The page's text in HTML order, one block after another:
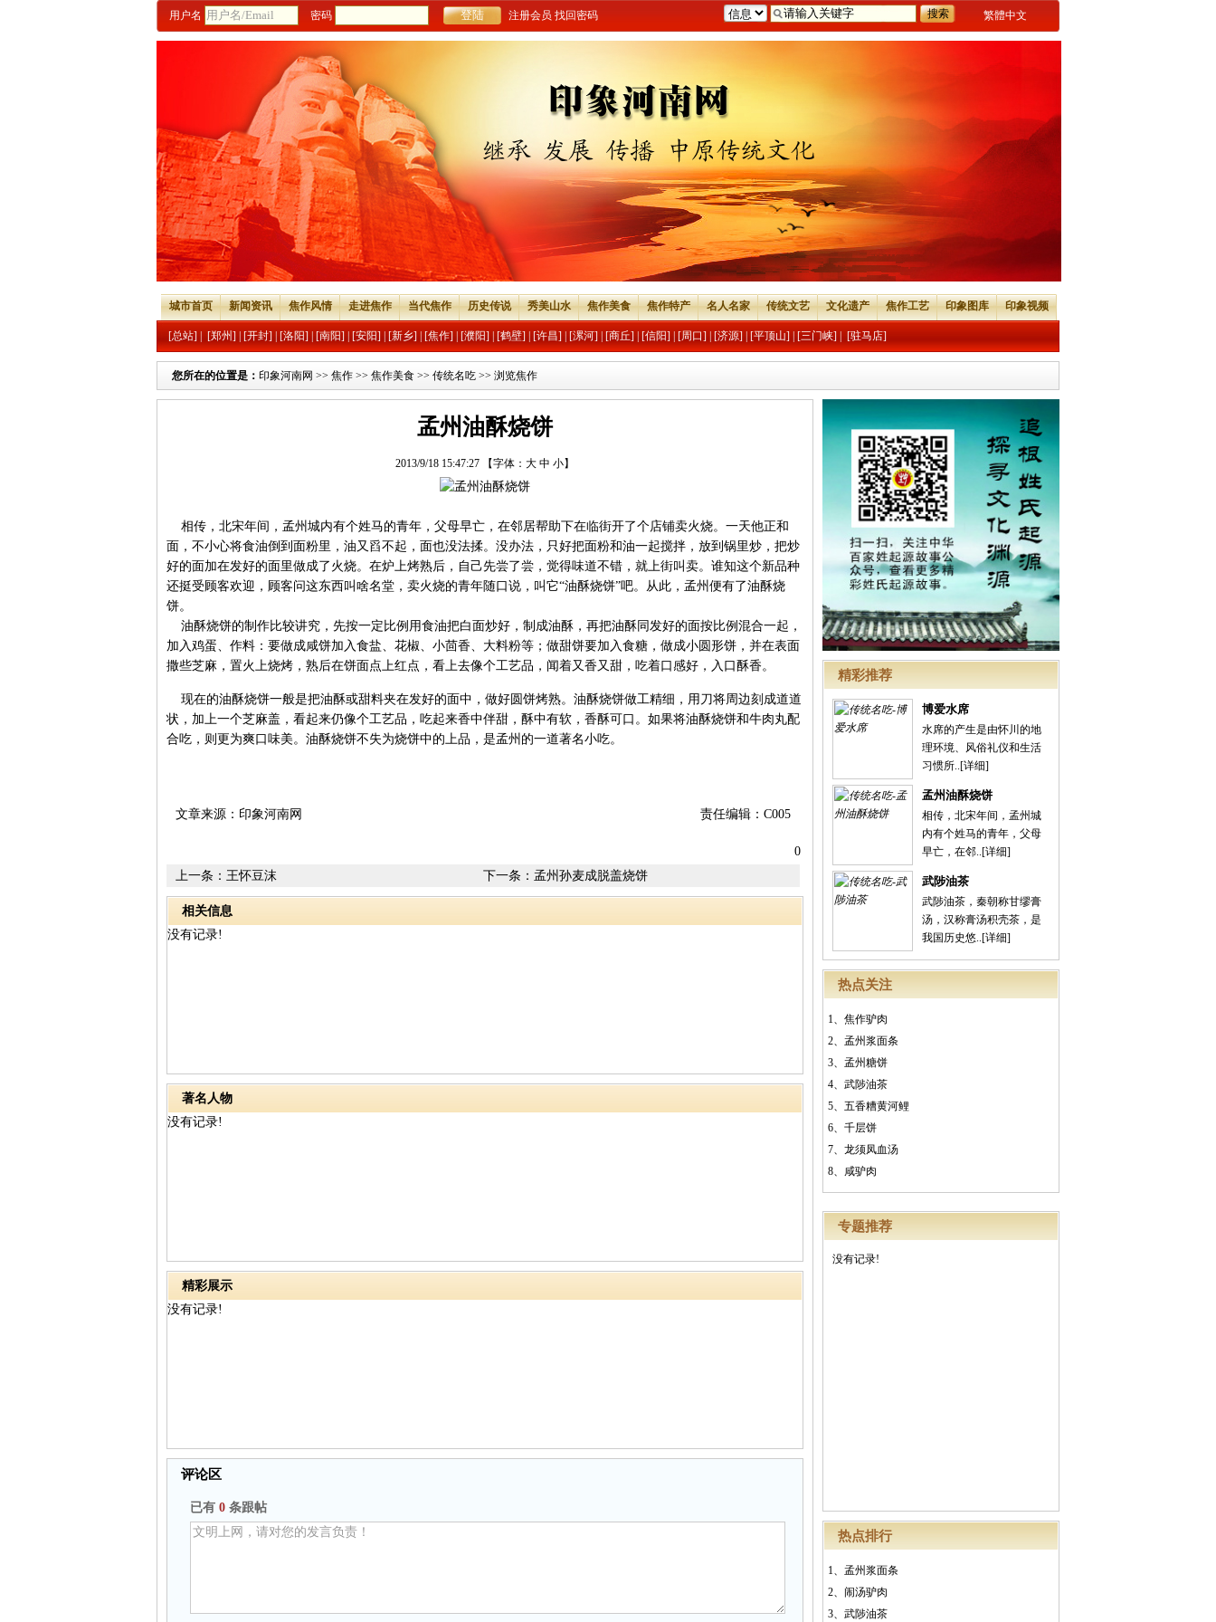
繁體中文
用户名 密码 注册会员 找回密码
城市首页 新闻资讯 焦作风情 走进焦作 当代焦作 历史传说 秀美山水 焦作美食 焦作特产 名人名家 传统文艺 文化遗产 焦作工艺 印象图库 印象视频
[总站] [郑州] [开封] [洛阳] [南阳] [安阳] [新乡] [焦作] [濮阳] [鹤壁] [许昌] [漯河] [商丘] [信阳] [周口] [济源] [平顶山] [三门峡] [驻马店]
您所在的位置是： 印象河南网 >> 焦作 >> 焦作美食 >> 传统名吃 >> 浏览焦作
精彩推荐
博爱水席
水席的产生是由怀川的地
理环境、风俗礼仪和生活
习惯所..[详细]
孟州油酥烧饼
相传，北宋年间，孟州城
内有个姓马的青年，父母
早亡，在邻..[详细]
武陟油茶
武陟油茶，秦朝称甘缪膏
汤，汉称膏汤积壳茶，是
我国历史悠..[详细]
热点关注
1、 焦作驴肉
2、 孟州浆面条
3、 孟州糖饼
4、 武陟油茶
5、 五香糟黄河鲤
6、 千层饼
7、 龙须凤血汤
8、 咸驴肉
专题推荐
没有记录!
热点排行
1、 孟州浆面条
2、 闹汤驴肉
3、 武陟油茶
孟州油酥烧饼
2013/9/18 15:47:27 【字体： 大 中 小】
相传，北宋年间，孟州城内有个姓马的青年，父母早亡，在邻居帮助下在临街开了个店铺卖火烧。一天他正和
面，不小心将食油倒到面粉里，油又舀不起，面也没法揉。没办法，只好把面粉和油一起搅拌，放到锅里炒，把炒
好的面加在发好的面里做成了火烧。在炉上烤熟后，自己先尝了尝，觉得味道不错，就上街叫卖。谁知这个新品种
还挺受顾客欢迎，顾客问这东西叫啥名堂，卖火烧的青年随口说，叫它“油酥烧饼”吧。从此，孟州便有了油酥烧
饼。
油酥烧饼的制作比较讲究，先按一定比例用食油把白面炒好，制成油酥，再把油酥同发好的面按比例混合一起，
加入鸡蛋、作料：要做成咸饼加入食盐、花椒、小茴香、大料粉等；做甜饼要加入食糖，做成小圆形饼，并在表面
撒些芝麻，置火上烧烤，熟后在饼面点上红点，看上去像个工艺品，闻着又香又甜，吃着口感好，入口酥香。
现在的油酥烧饼一般是把油酥或甜料夹在发好的面中，做好圆饼烤熟。油酥烧饼做工精细，用刀将周边刻成道道
状，加上一个芝麻盖，看起来仍像个工艺品，吃起来香中伴甜，酥中有软，香酥可口。如果将油酥烧饼和牛肉丸配
合吃，则更为爽口味美。油酥烧饼不失为烧饼中的上品，是孟州的一道著名小吃。
责任编辑：C005
文章来源：印象河南网
0
下一条： 孟州孙麦成脱盖烧饼
上一条： 王怀豆沫
相关信息
没有记录!
著名人物
没有记录!
精彩展示
没有记录!
评论区
已有 0 条跟帖